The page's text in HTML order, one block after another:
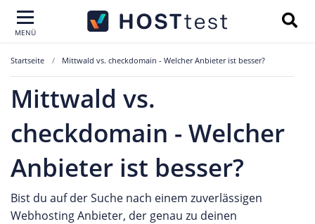
MENÜ
Startseite Mittwald vs. checkdomain - Welcher Anbieter ist besser?
Mittwald vs.
checkdomain - Welcher
Anbieter ist besser?
Bist du auf der Suche nach einem zuverlässigen
Webhosting Anbieter, der genau zu deinen